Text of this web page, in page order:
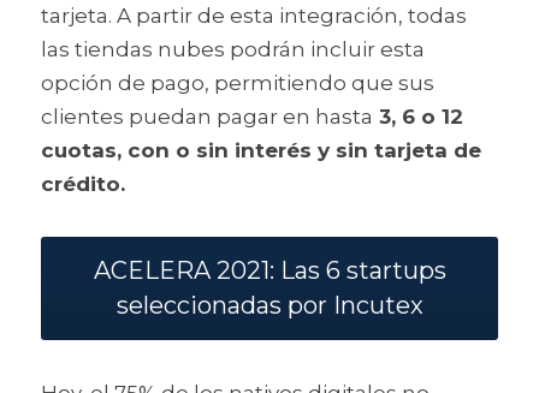
tarjeta. A partir de esta integración, todas
las tiendas nubes podrán incluir esta
opción de pago, permitiendo que sus
clientes puedan pagar en hasta 3, 6 o 12
cuotas, con o sin interés y sin tarjeta de
crédito.
ACELERA 2021: Las 6 startups
seleccionadas por Incutex